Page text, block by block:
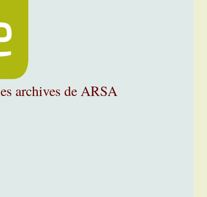
archives de ARSA